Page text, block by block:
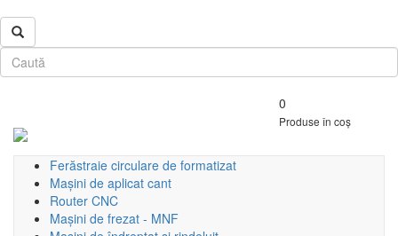
0
Produse în coș
Ferăstraie circulare de formatizat
Mașini de aplicat cant
Router CNC
Mașini de frezat - MNF